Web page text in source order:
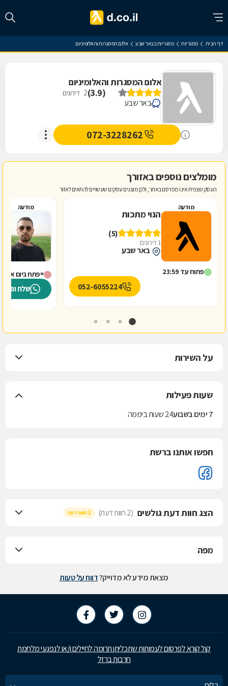
דף הבית מסגריות מסגריות בבאר שבע אלום המסגרות והאלומיניום
אלום המסגרות והאלומיניום
(
3.9
)
2 דירוגים
באר שבע
072-3228262
מומלצים נוספים באזורך
העסק שצפית אינו מפרסם באתר, ולכן מוצגים עסקים שעשויים להתאים לאזור
מודעה
הנוי מתכות
(5)
1 דירוגים
באר שבע
פתוח עד 23:59
052-6055224
מודעה
ייפתח ביום א' ב-8:00
שלח
על השירות
שעות פעילות
7 ימים בשבוע 24 שעות ביממה
חפשו אותנו ברשת
הצג חוות דעת גולשים (2 חוות דעת) 2 חוות דעת
מפה
מצאת מידע לא מדוייק?דווח על טעות
קול קורא לפרסום לעמותות שתכליתן תרומה לחיילים ו/או לנפגעי מלחמת
חרבות ברזל